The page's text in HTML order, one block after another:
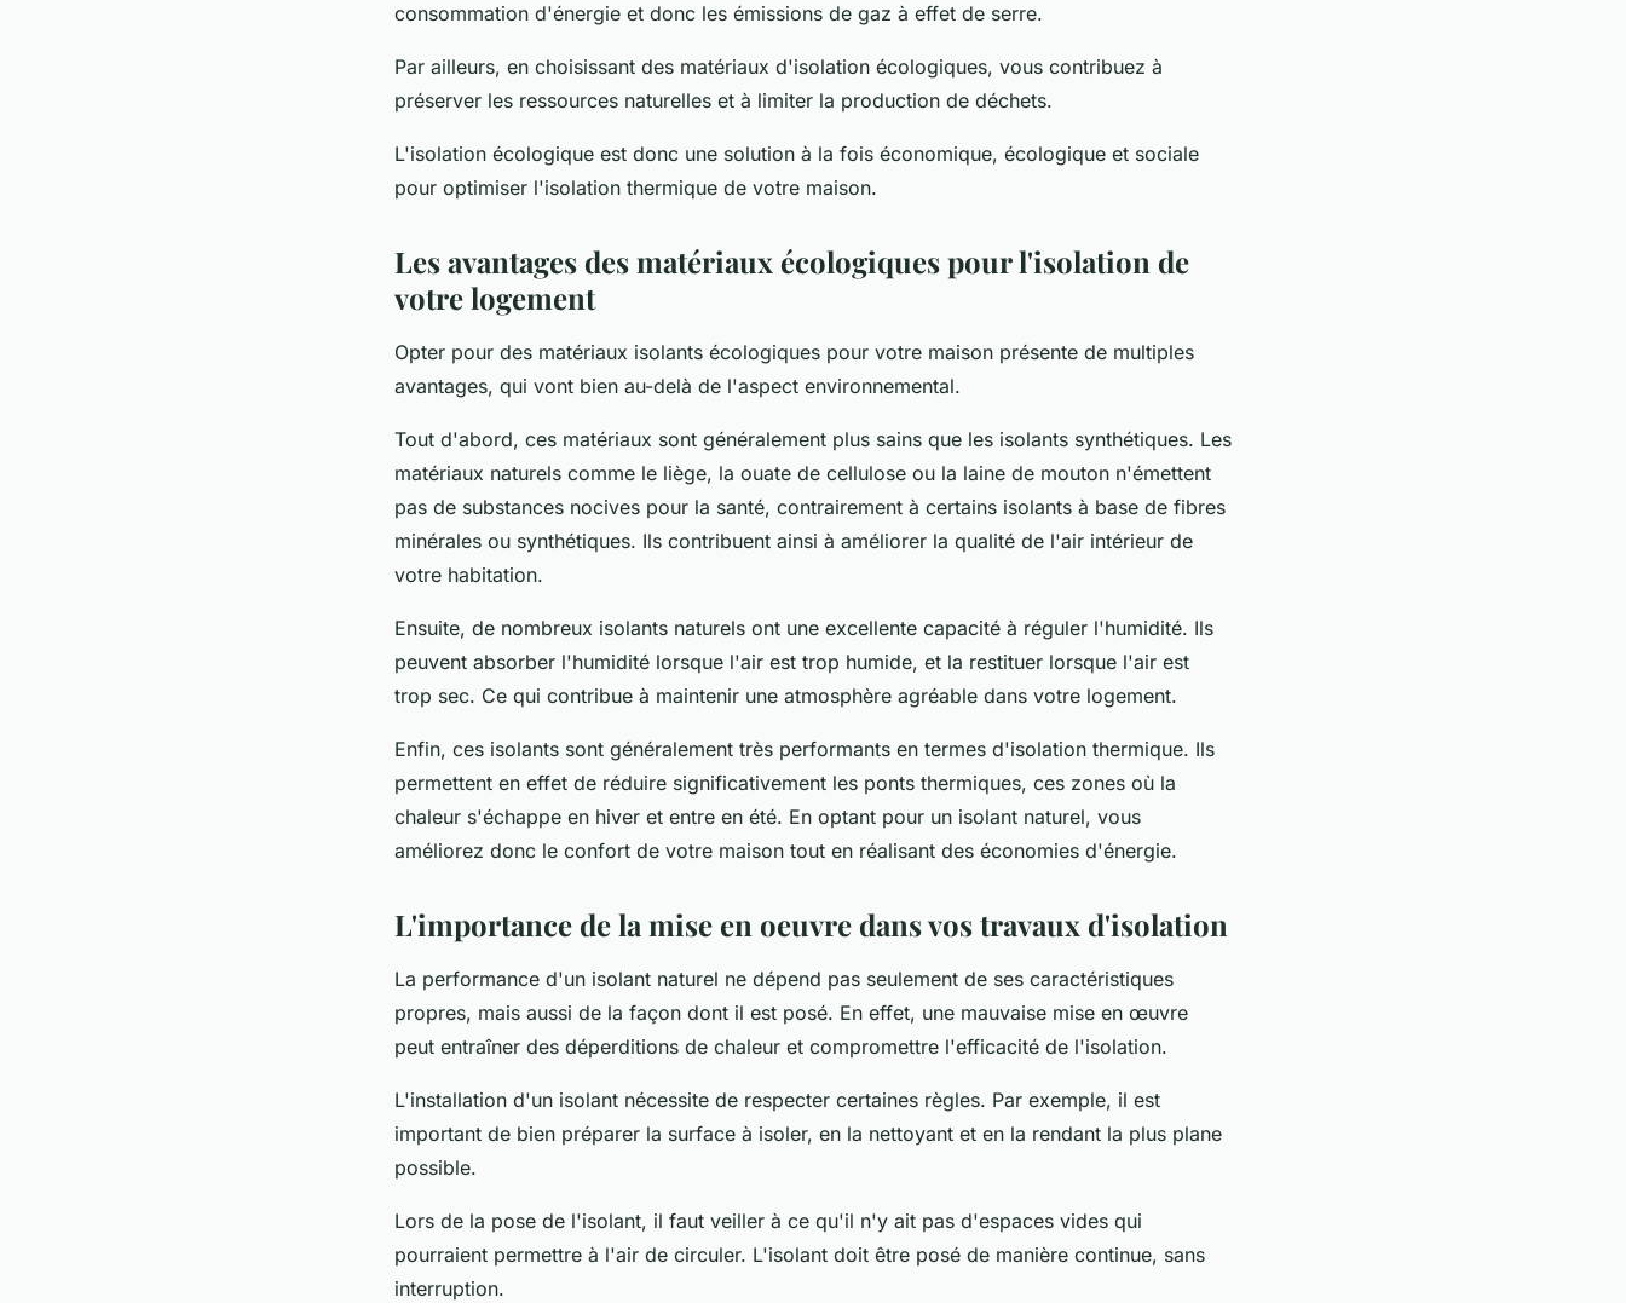
consommation d'énergie et donc les émissions de gaz à effet de serre.
Par ailleurs, en choisissant des matériaux d'isolation écologiques, vous contribuez à
préserver les ressources naturelles et à limiter la production de déchets.
L'isolation écologique est donc une solution à la fois économique, écologique et sociale
pour optimiser l'isolation thermique de votre maison.
Les avantages des matériaux écologiques pour l'isolation de
votre logement
Opter pour des matériaux isolants écologiques pour votre maison présente de multiples
avantages, qui vont bien au-delà de l'aspect environnemental.
Tout d'abord, ces matériaux sont généralement plus sains que les isolants synthétiques. Les
matériaux naturels comme le liège, la ouate de cellulose ou la laine de mouton n'émettent
pas de substances nocives pour la santé, contrairement à certains isolants à base de fibres
minérales ou synthétiques. Ils contribuent ainsi à améliorer la qualité de l'air intérieur de
votre habitation.
Ensuite, de nombreux isolants naturels ont une excellente capacité à réguler l'humidité. Ils
peuvent absorber l'humidité lorsque l'air est trop humide, et la restituer lorsque l'air est
trop sec. Ce qui contribue à maintenir une atmosphère agréable dans votre logement.
Enfin, ces isolants sont généralement très performants en termes d'isolation thermique. Ils
permettent en effet de réduire significativement les ponts thermiques, ces zones où la
chaleur s'échappe en hiver et entre en été. En optant pour un isolant naturel, vous
améliorez donc le confort de votre maison tout en réalisant des économies d'énergie.
L'importance de la mise en oeuvre dans vos travaux d'isolation
La performance d'un isolant naturel ne dépend pas seulement de ses caractéristiques
propres, mais aussi de la façon dont il est posé. En effet, une mauvaise mise en œuvre
peut entraîner des déperditions de chaleur et compromettre l'efficacité de l'isolation.
L'installation d'un isolant nécessite de respecter certaines règles. Par exemple, il est
important de bien préparer la surface à isoler, en la nettoyant et en la rendant la plus plane
possible.
Lors de la pose de l'isolant, il faut veiller à ce qu'il n'y ait pas d'espaces vides qui
pourraient permettre à l'air de circuler. L'isolant doit être posé de manière continue, sans
interruption.